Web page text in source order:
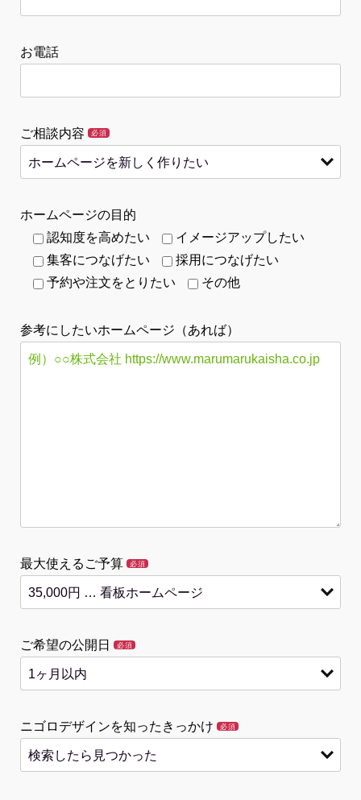
お電話
ご相談内容 必須
ホームページの目的
認知度を高めたい
イメージアップしたい
集客につなげたい
採用につなげたい
予約や注文をとりたい
その他
参考にしたいホームページ（あれば）
最大使えるご予算 必須
ご希望の公開日 必須
ニゴロデザインを知ったきっかけ 必須